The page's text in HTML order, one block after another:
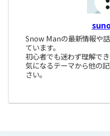
Snow Manの最新情報や
ています。
初心者でも迷わず理解で
気になるテーマから他の
さい。